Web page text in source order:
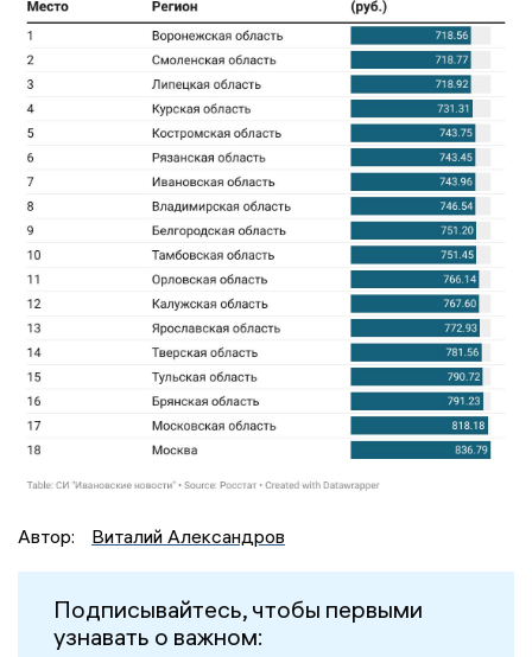
Автор: Виталий Александров
Подписывайтесь, чтобы первыми
узнавать о важном: